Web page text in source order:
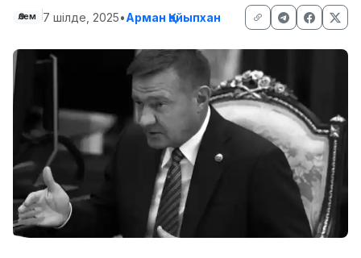
Әлем 7 шілде, 2025•Арман Қайыпхан